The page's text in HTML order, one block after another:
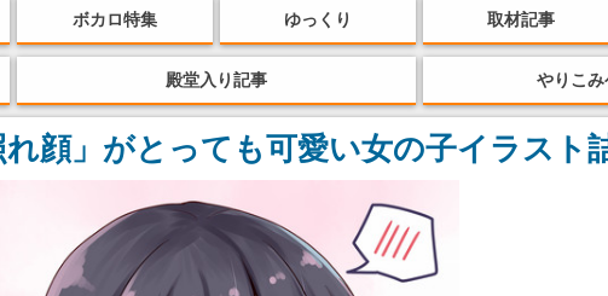
ボカロ特集 ゆっくり 取材記事
殿堂入り記事 やりこ
顔」がとっても可愛い女の子イラスト